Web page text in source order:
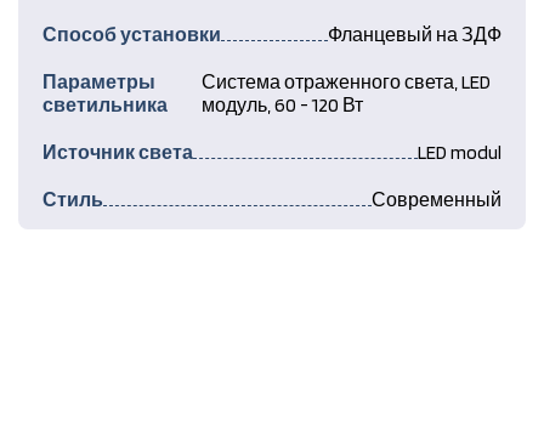
Способ установки Фланцевый на ЗДФ
Параметры
светильника
Система отраженного света, LED
модуль, 60 - 120 Вт
Источник света LED modul
Стиль Современный